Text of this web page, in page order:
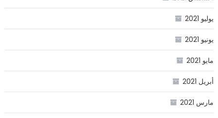
يوليو 2021
يونيو 2021
مايو 2021
أبريل 2021
مارس 2021